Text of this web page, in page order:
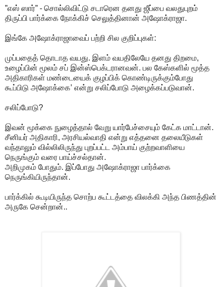
”எஸ் ஸார்” - சொல்லிவிட்டு சடாரென தனது ஜீப்பை வலதுபுறம்
திருப்பி பார்க்கை நோக்கிச் செலுத்தினான் அஷோக்ராஜா.
இங்கே அஷோக்ராஜாவைப் பற்றி சில குறிப்புகள்:
முப்பதைத் தொடாத வயது. இளம் வயதிலேயே தனது திறமை,
உழைப்பின் மூலம் சப் இன்ஸ்பெக்டரானவன். பல கேஸ்களில் மூத்த
அதிகாரிகள் மண்டையைக் குழப்பிக் கொண்டிருக்கும்போது
கூப்பிடு அஷோக்கை’ என்று சலிப்போடு அழைக்கப்படுவான்.
சலிப்போடு?
இவன் மூக்கை நுழைத்தால் வேறு யார்பேச்சையும் கேட்க மாட்டான்.
சீனியர் அதிகாரி, அரசியல்வாதி என்று எத்தனை தலையீடுகள்
வந்தாலும் வில்லிலிருந்து புறப்பட்ட அம்பாய் குற்றவாளியை
நெருங்கும் வரை பாய்ச்சல்தான்.
அறிமுகம் போதும். இப்போது அஷோக்ராஜா பார்க்கை
நெருங்கியிருந்தான்.
பார்க்கில் கூடியிருந்த சொற்ப கூட்டத்தை விலக்கி அந்த பிணத்தின்
அருகே சென்றான்..